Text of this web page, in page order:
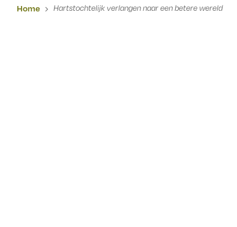
Home Hartstochtelijk verlangen naar een betere wereld